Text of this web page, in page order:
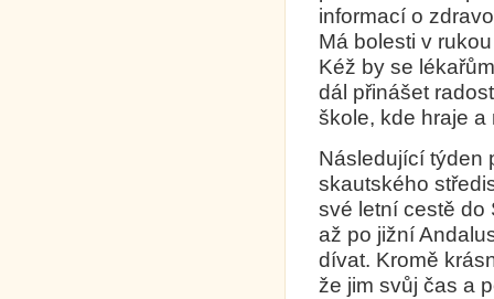
informací o
Má bolesti v
Kéž by se
dál přinášet
škole, kde hraje a
Následující týden
skautského
své letní cestě do
až po jižní
dívat. Kromě
že jim svůj čas a